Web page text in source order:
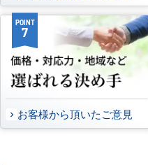
POINT
7
お客様から頂いたご意見